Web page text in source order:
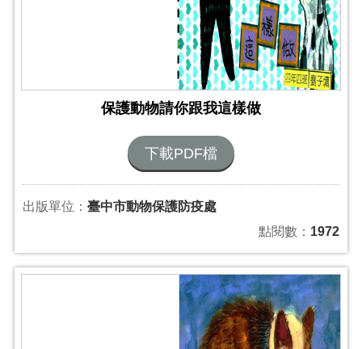
保護動物請你跟我這樣做
下載PDF檔
出版單位： 臺中市動物保護防疫處
點閱數： 1972